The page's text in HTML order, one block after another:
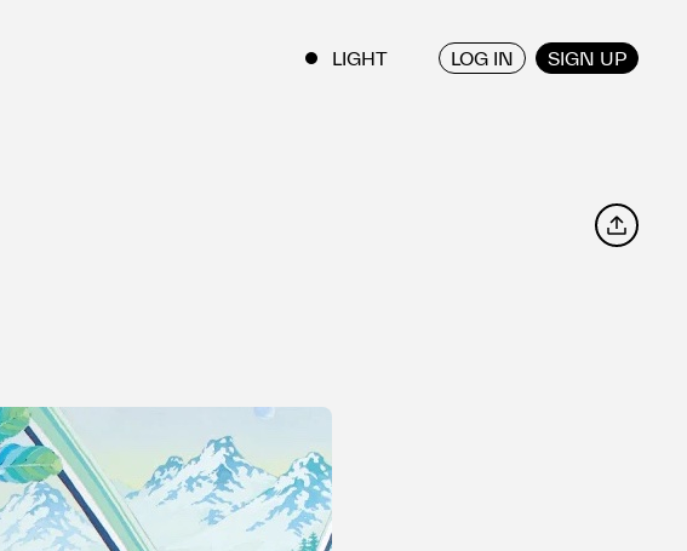
LOG IN SIGN UP
ENGLISH / JAPANESE